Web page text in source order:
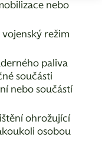
nebo
režim
paliva
součásti
nebo součástí
ohrožující
osobou